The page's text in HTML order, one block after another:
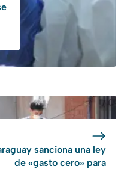
sanciona una ley
de «gasto cero» para